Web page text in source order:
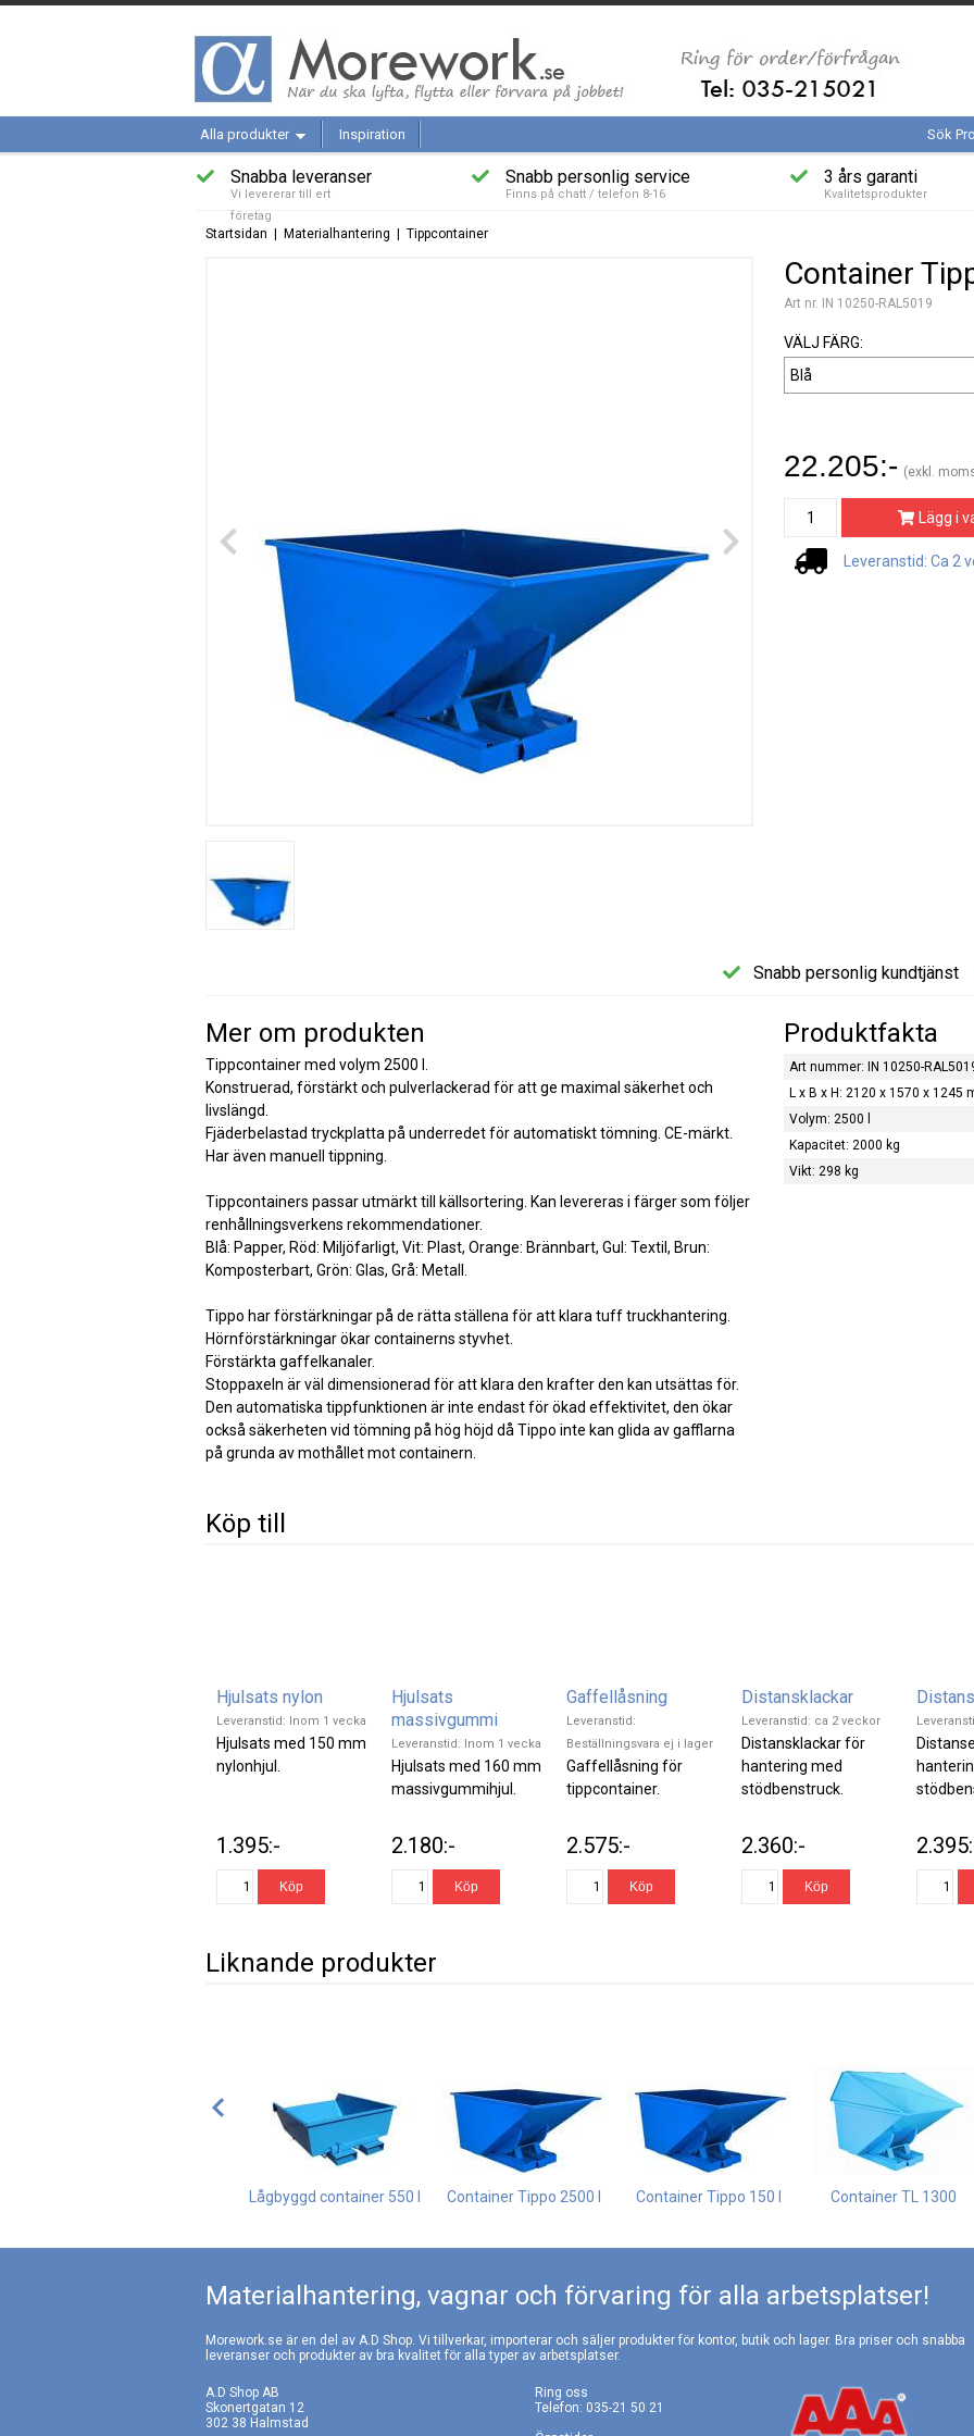
Alla produkter Inspiration Sök
Snabba leveranser
Vi levererar till ert
företag
Snabb personlig service
Finns på chatt / telefon 8-16
3 års garanti
Kvalitetsprodukter
Startsidan Materialhantering Tippcontainer
Container
Art nr. IN 10250-RAL5019
VÄLJ FÄRG:
22.205:- (exkl.
Lägg i
Leveranstid: Ca 2
Snabb personlig kundtjänst
Mer om produkten
Tippcontainer med volym 2500 l.
Konstruerad, förstärkt och pulverlackerad för att ge maximal säkerhet och
livslängd.
Fjäderbelastad tryckplatta på underredet för automatiskt tömning. CE-märkt.
Har även manuell tippning.
Tippcontainers passar utmärkt till källsortering. Kan levereras i färger som följer
renhållningsverkens rekommendationer.
Blå: Papper, Röd: Miljöfarligt, Vit: Plast, Orange: Brännbart, Gul: Textil, Brun:
Komposterbart, Grön: Glas, Grå: Metall.
Tippo har förstärkningar på de rätta ställena för att klara tuff truckhantering.
Hörnförstärkningar ökar containerns styvhet.
Förstärkta gaffelkanaler.
Stoppaxeln är väl dimensionerad för att klara den krafter den kan utsättas för.
Den automatiska tippfunktionen är inte endast för ökad effektivitet, den ökar
också säkerheten vid tömning på hög höjd då Tippo inte kan glida av gafflarna
på grunda av mothållet mot containern.
Produktfakta
Art nummer: IN 10250-
L x B x H: 2120 x 1570 x 1245
Volym: 2500 l
Kapacitet: 2000 kg
Vikt: 298 kg
Köp till
Hjulsats nylon
Leveranstid: Inom 1 vecka
Hjulsats med 150 mm
nylonhjul.
1.395:-
Hjulsats
massivgummi
Leveranstid: Inom 1 vecka
Hjulsats med 160 mm
massivgummihjul.
2.180:-
Gaffellåsning
Leveranstid:
Beställningsvara ej i lager
Gaffellåsning för
tippcontainer.
2.575:-
Distansklackar
Leveranstid: ca 2 veckor
Distansklackar för
hantering med
stödbenstruck.
2.360:-
Liknande produkter
Lågbyggd container 550 l Container Tippo 2500 l Container Tippo 150 l Container TL 1300
Materialhantering, vagnar och förvaring för alla arbetsplatser!
Morework.se är en del av A.D Shop. Vi tillverkar, importerar och säljer produkter för kontor, butik och lager. Bra priser och snabba
leveranser och produkter av bra kvalitet för alla typer av arbetsplatser.
A.D Shop AB
Skonertgatan 12
302 38 Halmstad
Ring oss
Telefon: 035-21 50 21